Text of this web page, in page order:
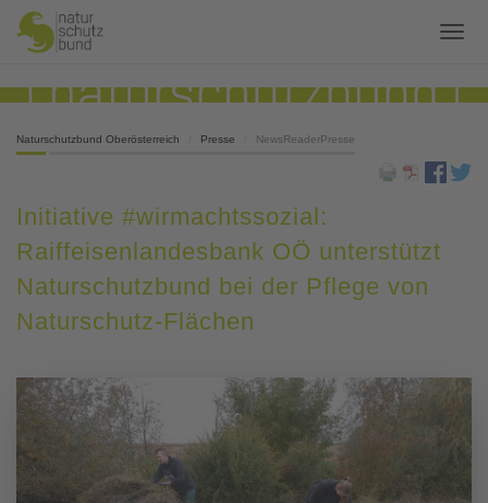
Naturschutzbund Oberösterreich Presse NewsReaderPresse
Initiative #wirmachtssozial:
Raiffeisenlandesbank OÖ unterstützt
Naturschutzbund bei der Pflege von
Naturschutz-Flächen